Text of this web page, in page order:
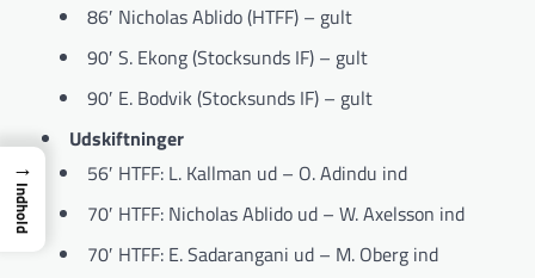
86′ Nicholas Ablido (HTFF) – gult
90′ S. Ekong (Stocksunds IF) – gult
90′ E. Bodvik (Stocksunds IF) – gult
Udskiftninger
56′ HTFF: L. Kallman ud – O. Adindu ind
70′ HTFF: Nicholas Ablido ud – W. Axelsson ind
70′ HTFF: E. Sadarangani ud – M. Oberg ind
→
Indhold